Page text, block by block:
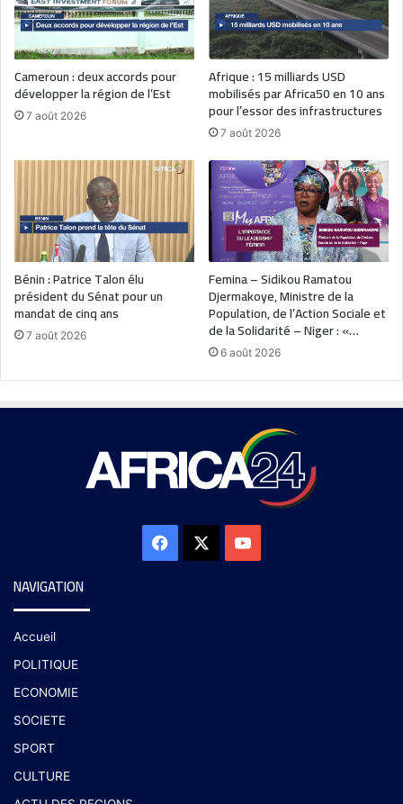
Cameroun : deux accords pour
développer la région de l’Est
7 août 2026
Afrique : 15 milliards USD
mobilisés par Africa50 en 10 ans
pour l’essor des infrastructures
7 août 2026
Bénin : Patrice Talon élu
président du Sénat pour un
mandat de cinq ans
7 août 2026
Femina – Sidikou Ramatou
Djermakoye, Ministre de la
Population, de l’Action Sociale et
de la Solidarité – Niger : «…
6 août 2026
NAVIGATION
Accueil
POLITIQUE
ECONOMIE
SOCIETE
SPORT
CULTURE